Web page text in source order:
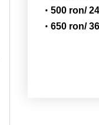
500 ron/
650 ron/